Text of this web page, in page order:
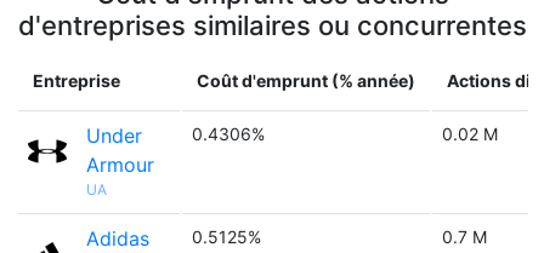
d'entreprises similaires ou concurrentes
Entreprise Coût d'emprunt (% année) Actions
Under
Armour
UA
0.4306% 0.02 M
Adidas 0.5125% 0.7 M